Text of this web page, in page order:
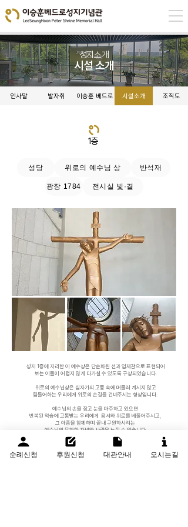
성지소개
시설 소개
인사말 발자취 이승훈 베드로 시설소개 조직도
1층
성당 위로의 예수님 상 반석재
광장 1784 전시실 빛·결
성지 1층에 자리한 이 예수상은 단순화된 선과 입체감으로 표현되어
보는 이들이 어렵지 않게 다가설 수 있도록 구상되었습니다.
위로의 예수님상은 십자가의 고통 속에 머물러 계시지 않고
힘들어하는 우리에게 위로의 손길을 건네주시는 형상입니다.
예수님의 손을 잡고 눈을 마주하고 있으면
반복된 악습에 고통받는 우리에게 용서와 위로를 베풀어주시고,
그 아픔을 함께하며 끝내 구원하시려는
예수님의 무한한 자비와 사랑을 느낄 수 있습니다.
예수상 위로 열린 둥근 천장은
하느님과 인간이 만나는
소통의 통로를 상징합니다.
하늘에서 쏟아지는 빛은 고통받는 이들을 비추는 은총이 되어
순례신청 후원신청 대관안내 오시는길